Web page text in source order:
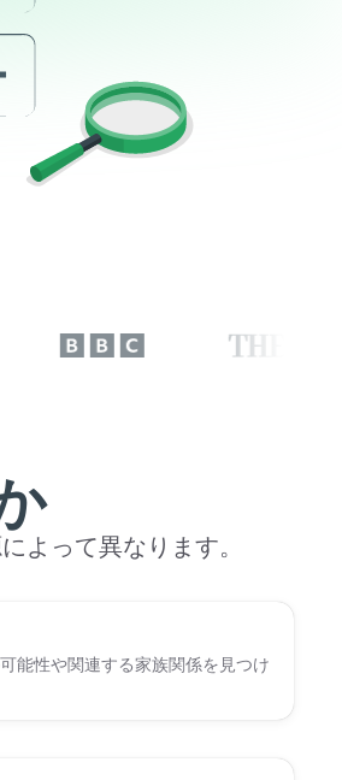
よって異なります。
能性や関連する家族関係を見つけ